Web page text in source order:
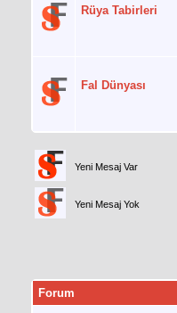
Rüya Tabirleri
Fal Dünyası
Yeni Mesaj Var
Yeni Mesaj Yok
Forum